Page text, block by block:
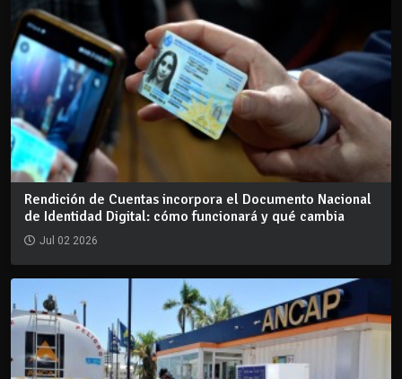
Rendición de Cuentas incorpora el Documento Nacional
de Identidad Digital: cómo funcionará y qué cambia
Jul 02 2026